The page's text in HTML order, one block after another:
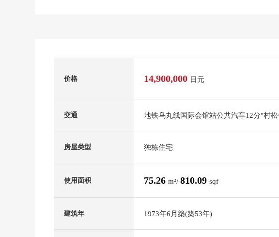
价格 14,900,000 日元
交通 地铁乌丸线国际会馆站公共汽车12分"村
房屋类型 独栋住宅
使用面积 75.26 m²/ 810.09 sqf
建筑年 1973年6月築(築53年)